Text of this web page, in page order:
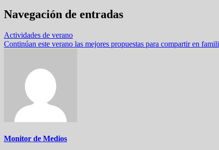
Navegación de entradas
Actividades de verano
Continúan este verano las mejores propuestas para compartir en
Monitor de Medios